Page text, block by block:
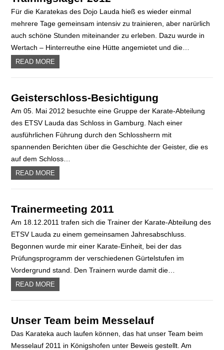
Für die Karatekas des Dojo Lauda hieß es wieder einmal
mehrere Tage gemeinsam intensiv zu trainieren, aber narürlich
auch schöne Stunden miteinander zu erleben. Dazu wurde in
Wertach – Hinterreuthe eine Hütte angemietet und die…
READ MORE
Geisterschloss-Besichtigung
Am 05. Mai 2012 besuchte eine Gruppe der Karate-Abteilung
des ETSV Lauda das Schloss in Gamburg. Nach einer
ausführlichen Führung durch den Schlossherrn mit
spannenden Berichten über die Geschichte der Geister, die es
auf dem Schloss…
READ MORE
Trainermeeting 2011
Am 18.12.2011 trafen sich die Trainer der Karate-Abteilung des
ETSV Lauda zu einem gemeinsamen Jahresabschluss.
Begonnen wurde mir einer Karate-Einheit, bei der das
Prüfungsprogramm der verschiedenen Gürtelstufen im
Vordergrund stand. Den Trainern wurde damit die…
READ MORE
Unser Team beim Messelauf
Das Karateka auch laufen können, das hat unser Team beim
Messelauf 2011 in Königshofen unter Beweis gestellt. Am